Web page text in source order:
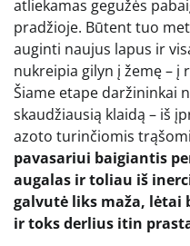
atliekamas gegužės
pradžioje. Būtent tuo
auginti naujus lapus ir
nukreipia gilyn į žemę –
Šiame etape daržininkai
skaudžiausią klaidą – iš
azoto turinčiomis
pavasariui baigiantis
augalas ir toliau iš
galvutė liks maža, lėtai
ir toks derlius itin